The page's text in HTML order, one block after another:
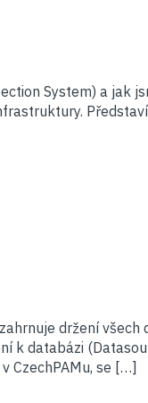
System) a jak
držení všech
k databázi
CzechPAMu, se […]